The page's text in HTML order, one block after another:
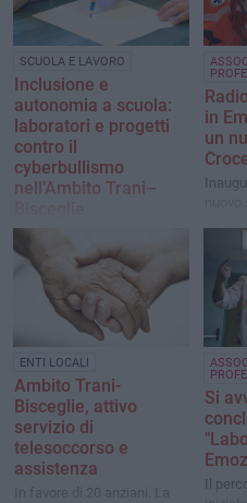
SCUOLA E LAVORO
Inclusione e
autonomia a scuola:
laboratori e progetti
contro il
cyberbullismo
nell’Ambito Trani–
Dall’educazione digitale allo
sport, dal fumetto alla
cucina: le iniziative del
Servizio di Assistenza
Educativa Specialistica
in
un
ENTI LOCALI
Ambito Trani-
Bisceglie, attivo
servizio di
telesoccorso e
assistenza
In favore di 20 anziani. La
Si
Il